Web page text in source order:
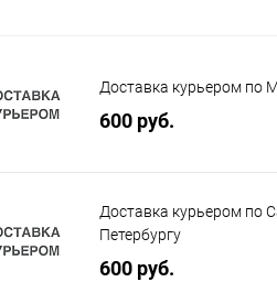
Доставка курьером по
600 руб.
Доставка курьером по
Петербургу
600 руб.